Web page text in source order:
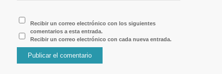
Recibir un correo electrónico con los siguientes
comentarios a esta entrada.
Recibir un correo electrónico con cada nueva entrada.